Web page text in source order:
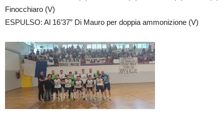
Finocchiaro (V)
ESPULSO: Al 16’37” Di Mauro per doppia ammonizione (V)